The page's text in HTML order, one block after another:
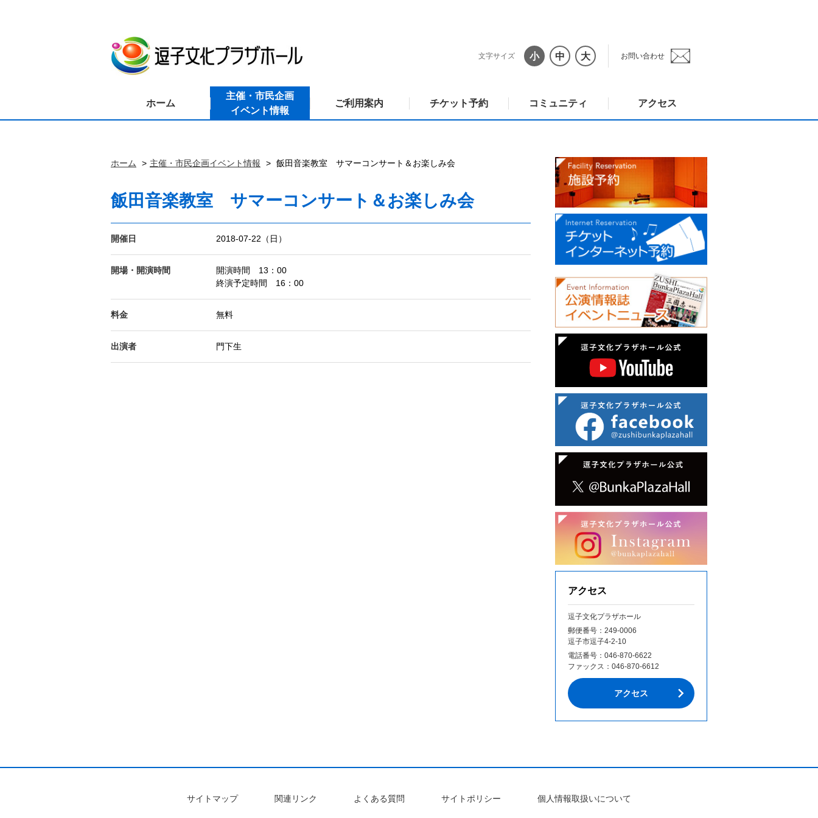
文字サイズ 小 中 大 お問い合わせ
ホーム
主催・市民企画
イベント情報
ご利用案内 チケット予約 コミュニティ アクセス
ホーム 主催・市民企画イベント情報 飯田音楽教室 サマーコンサート＆お楽しみ会
飯田音楽教室 サマーコンサート＆お楽しみ会
開催日 2018-07-22（日）
開場・開演時間
開演時間 13：00
終演予定時間 16：00
料金 無料
出演者 門下生
アクセス
逗子文化プラザホール
郵便番号：249‐0006
逗子市逗子4-2-10
電話番号： 046-870-6622
ファックス： 046-870-6612
アクセス
サイトマップ 関連リンク よくある質問 サイトポリシー 個人情報取扱いについて